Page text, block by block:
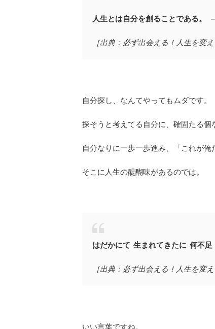
人生とは自分を創ることである。
［出典：必ず出会える！人生を変
自分探し、なんてやってもムダです。
探そうと考えてる自分に、確固たる個
自分なりに一歩一歩進み、「これが俺
そこに人生の醍醐味があるのでは。
はだかにて 生まれてきたに 何不足
［出典：必ず出会える！人生を変
いい言葉ですね。